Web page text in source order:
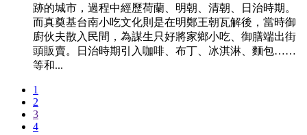
跡的城市，過程中經歷荷蘭、明朝、清朝、日治時期。
而真奠基台南小吃文化則是在明鄭王朝瓦解後，當時御
廚伙夫散入民間，為謀生只好將家鄉小吃、御膳端出街
頭販賣。日治時期引入咖啡、布丁、冰淇淋、麵包……
等和...
1
2
3
4